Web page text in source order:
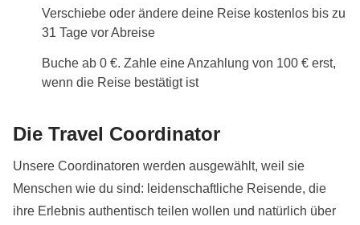
Verschiebe oder ändere deine Reise kostenlos bis zu
31 Tage vor Abreise
Buche ab 0 €. Zahle eine Anzahlung von 100 € erst,
wenn die Reise bestätigt ist
Die Travel Coordinator
Unsere Coordinatoren werden ausgewählt, weil sie
Menschen wie du sind: leidenschaftliche Reisende, die
ihre Erlebnis authentisch teilen wollen und natürlich über